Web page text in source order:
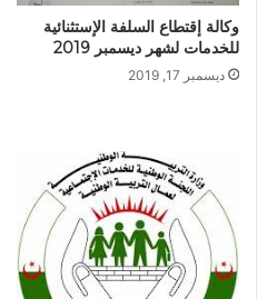
وكالة إقتطاع السلفة الإستثنائية
للخدمات لشهر ديسمبر 2019
ديسمبر 17, 2019